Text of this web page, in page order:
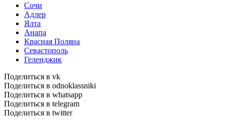
Сочи
Адлер
Ялта
Анапа
Красная Поляна
Севастополь
Геленджик
Поделиться в vk
Поделиться в odnoklassniki
Поделиться в whatsapp
Поделиться в telegram
Поделиться в twitter